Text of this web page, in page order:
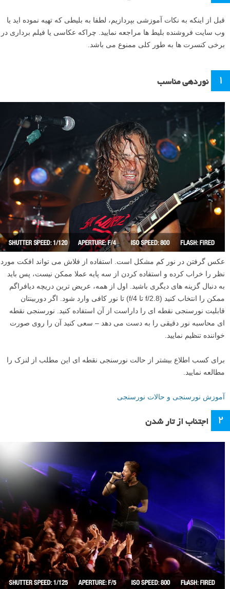
قبل از اینکه به نکات آموزشی بپردازیم، لطفا به بلیطی که تهیه نموده اید یا
وب سایت فروشنده بلیط ها مراجعه نمایید. چراکه عکاسی یا فیلم برداری در
برخی کنسرت ها به طور کلی ممنوع می باشد.
۱ نوردهی مناسب
عکس گرفتن در نور کم مشکل است. استفاده از فلاش می تواند افکت مورد
نظر را خراب کرده و استفاده کردن از سه پایه عملا ممکن نیست، پس باید
به دنبال گزینه های دیگری باشید. اول از همه، عریض ترین دریچه دیافراگم
ممکن را انتخاب کنید (f/2.8 تا f/4) تا نور کافی وارد شود. اگر دوربینتان
قابلیت نورسنجی نقطه ای را داراست از آن استفاده کنید. نورسنجی نقطه
ای محاسبه نور دقیقی را به دست می دهد – سعی کنید آن را روی صورت
خواننده تنظیم نمایید.
برای کسب اطلاع بیشتر از حالت نورسنجی نقطه ای این مطلب از لنزک را
مطالعه نمایید.
آموزش نورسنجی و حالات نورسنجی
۲ اجتناب از تار شدن